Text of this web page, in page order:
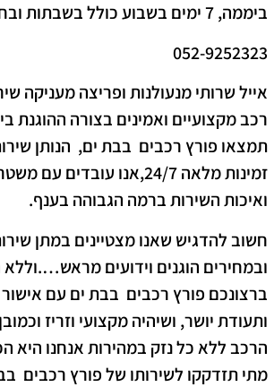
ביממה, 7 ימים בשבוע כולל בשבתות ובחגים.
052-9252323
אייל שרותי מנעולנות ופריצה מעניקה
רכב מקצועיים ואמינים בצורה ההוגנת
תמצאו פורץ רכבים בבת ים, הנותן
זמינות מלאה 24/7,אנו
ואיכות השירות ברמה הגבוהה בענף.
חשוב להדגיש שאנו מצטיינים במתן
ובמחירים הוגנים וידועים מראש….
ברצונכם פורץ רכבים בבת ים עם
ותעודת יושר, ושיהיה מקצועי וזריז
הרכב ללא כל נזק במהירות אנחנו היא
מתי תזדקקו לשירותו של פורץ רכבים